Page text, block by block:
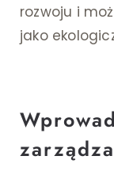
rozwoju i
jako